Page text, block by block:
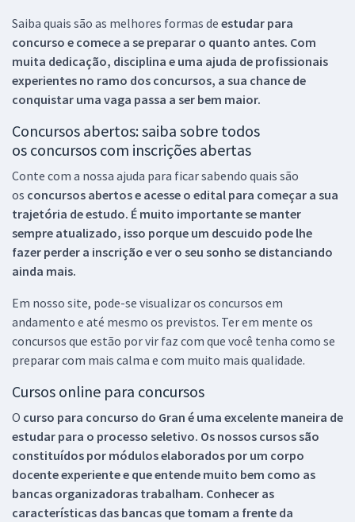
Saiba quais são as melhores formas de estudar para
concurso e comece a se preparar o quanto antes. Com
muita dedicação, disciplina e uma ajuda de profissionais
experientes no ramo dos concursos, a sua chance de
conquistar uma vaga passa a ser bem maior.
Concursos abertos: saiba sobre todos
os concursos com inscrições abertas
Conte com a nossa ajuda para ficar sabendo quais são
os concursos abertos e acesse o edital para começar a sua
trajetória de estudo. É muito importante se manter
sempre atualizado, isso porque um descuido pode lhe
fazer perder a inscrição e ver o seu sonho se distanciando
ainda mais.
Em nosso site, pode-se visualizar os concursos em
andamento e até mesmo os previstos. Ter em mente os
concursos que estão por vir faz com que você tenha como se
preparar com mais calma e com muito mais qualidade.
Cursos online para concursos
O curso para concurso do Gran é uma excelente maneira de
estudar para o processo seletivo. Os nossos cursos são
constituídos por módulos elaborados por um corpo
docente experiente e que entende muito bem como as
bancas organizadoras trabalham. Conhecer as
características das bancas que tomam a frente da